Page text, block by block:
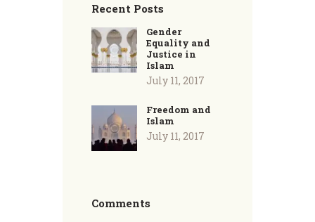
Recent Posts
Gender
Equality and
Justice in
Islam
July 11, 2017
Freedom and
Islam
July 11, 2017
Comments